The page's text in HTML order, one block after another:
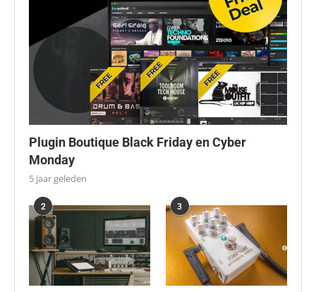
Plugin Boutique Black Friday en Cyber
Monday
5 jaar geleden
2 3